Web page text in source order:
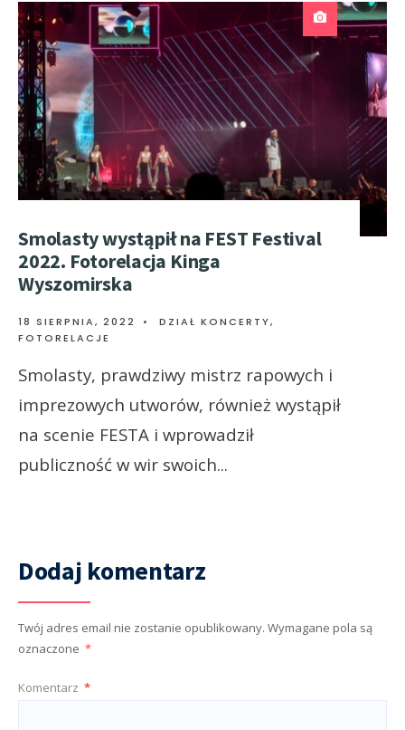
Smolasty wystąpił na FEST Festival
2022. Fotorelacja Kinga
Wyszomirska
18 SIERPNIA, 2022 • DZIAŁ KONCERTY,
FOTORELACJE
Smolasty, prawdziwy mistrz rapowych i
imprezowych utworów, również wystąpił
na scenie FESTA i wprowadził
publiczność w wir swoich...
Dodaj komentarz
Twój adres email nie zostanie opublikowany. Wymagane pola są
oznaczone *
Komentarz *